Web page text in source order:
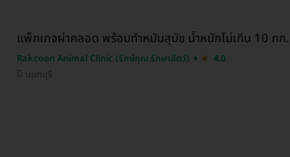
แพ็กเกจผ่าคลอด พร้อมทำหมันสุนัข น้ำหนักไม่เกิน 10 กก.
Rakcoon Animal Clinic (รักษ์คุณ รักษาสัตว์)
4.0
นนทบุรี